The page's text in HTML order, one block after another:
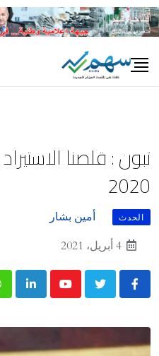
Skip
to
2020
الحدث
أمين بشار
4 أبريل، 2021
Youtube